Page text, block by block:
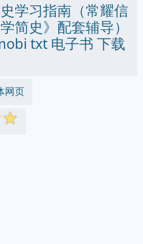
学习指南（常耀信
简史》配套辅导）
txt 电子书 下载
网页
☆